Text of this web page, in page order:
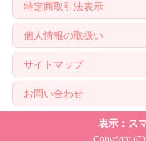
特定商取引法表示
個人情報の取扱い
サイトマップ
お問い合わせ
表示：ス